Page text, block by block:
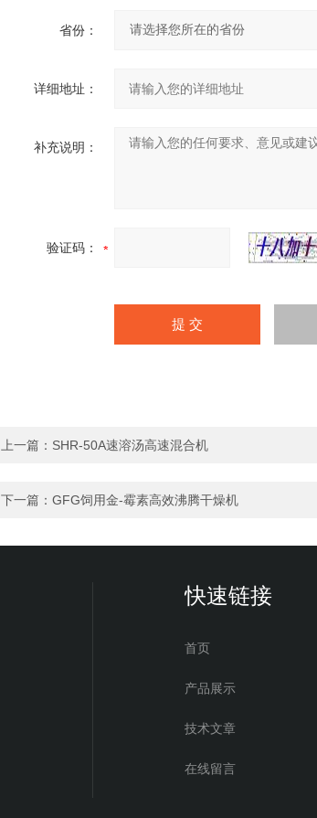
省份：
详细地址：
补充说明：
验证码：
上一篇： SHR-50A速溶汤高速混合机
下一篇： GFG饲用金-霉素高效沸腾干燥机
快速链接
首页
产品展示
技术文章
在线留言